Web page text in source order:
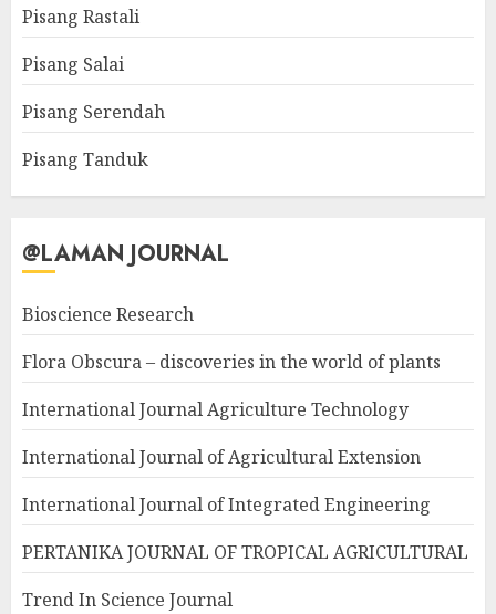
Pisang Rastali
Pisang Salai
Pisang Serendah
Pisang Tanduk
@LAMAN JOURNAL
Bioscience Research
Flora Obscura – discoveries in the world of plants
International Journal Agriculture Technology
International Journal of Agricultural Extension
International Journal of Integrated Engineering
PERTANIKA JOURNAL OF TROPICAL AGRICULTURAL
Trend In Science Journal